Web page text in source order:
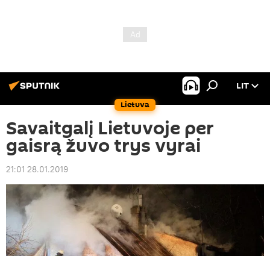
Lietuva
LIT
Savaitgalį Lietuvoje per
gaisrą žuvo trys vyrai
21:01 28.01.2019